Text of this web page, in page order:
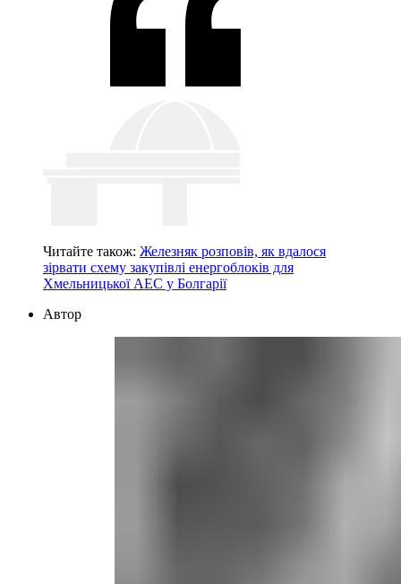
Читайте також: Железняк розповів, як вдалося
зірвати схему закупівлі енергоблоків для
Хмельницької АЕС у Болгарії
Автор